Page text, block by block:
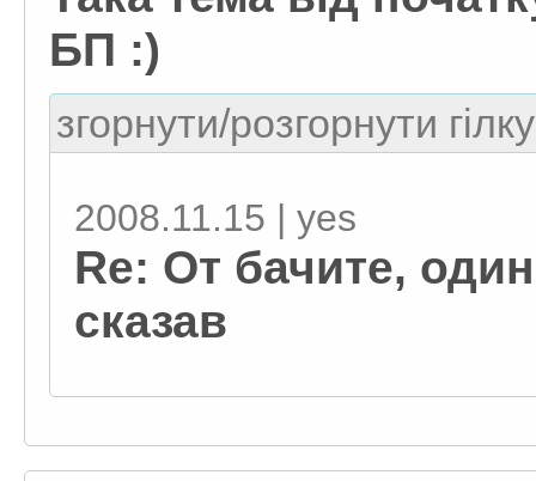
БП :)
згорнути/розгорнути
2008.11.15 | yes
Re: От бачите,
сказав